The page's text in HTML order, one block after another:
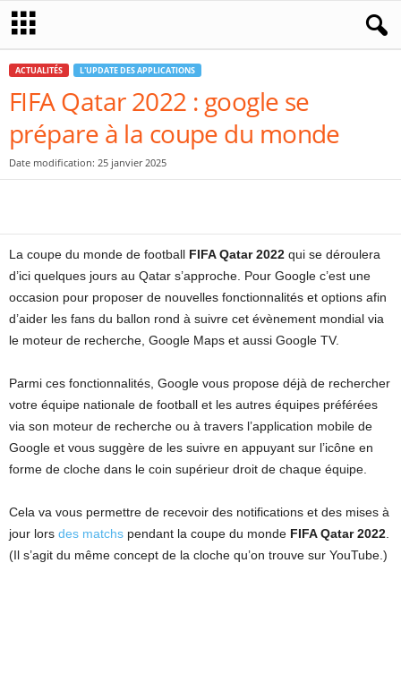
ACTUALITÉS L'UPDATE DES APPLICATIONS
FIFA Qatar 2022 : google se
prépare à la coupe du monde
Date modification: 25 janvier 2025
La coupe du monde de football FIFA Qatar 2022 qui se déroulera
d’ici quelques jours au Qatar s’approche. Pour Google c’est une
occasion pour proposer de nouvelles fonctionnalités et options afin
d’aider les fans du ballon rond à suivre cet évènement mondial via
le moteur de recherche, Google Maps et aussi Google TV.
Parmi ces fonctionnalités, Google vous propose déjà de rechercher
votre équipe nationale de football et les autres équipes préférées
via son moteur de recherche ou à travers l’application mobile de
Google et vous suggère de les suivre en appuyant sur l’icône en
forme de cloche dans le coin supérieur droit de chaque équipe.
Cela va vous permettre de recevoir des notifications et des mises à
jour lors des matchs pendant la coupe du monde FIFA Qatar 2022
(Il s’agit du même concept de la cloche qu’on trouve sur YouTube.)